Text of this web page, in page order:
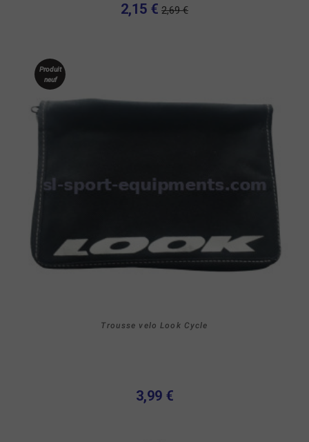
2,15 € 2,69 €
Produit
neuf
Trousse velo Look Cycle
3,99 €